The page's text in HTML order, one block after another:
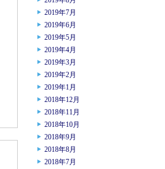
2019年7月
2019年6月
2019年5月
2019年4月
2019年3月
2019年2月
2019年1月
2018年12月
2018年11月
2018年10月
2018年9月
2018年8月
2018年7月